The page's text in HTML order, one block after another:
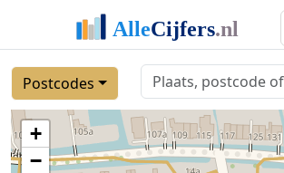
Postcodes
+
−